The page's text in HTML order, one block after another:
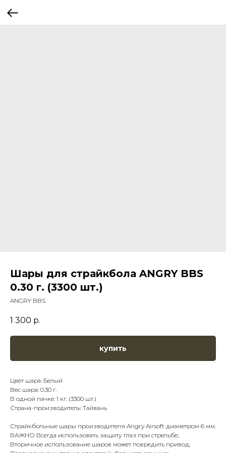
Шары для страйкбола ANGRY BBS
0.30 г. (3300 шт.)
ANGRY BBS
1 300 р.
купить
Цвет шара: Белый
Вес шара: 0.30 г.
В одной пачке: 1 кг. (3300 шт.)
Страна-производитель: Тайвань
Страйкбольные шары производителя Angry Airsoft диаметром 6 мм.
ВАЖНО Всегда использовать защиту глаз при стрельбе;
Вторичное использование шаров может повредить привод;